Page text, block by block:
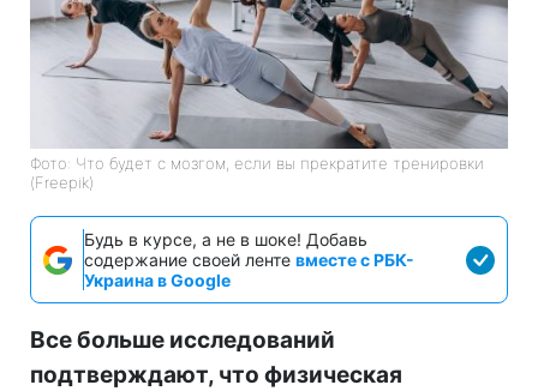
Фото: Что будет с мозгом, если вы прекратите тренировки
(Freepik)
Будь в курсе, а не в шоке! Добавь
содержание своей ленте вместе с РБК-
Украина в Google
Все больше исследований
подтверждают, что физическая